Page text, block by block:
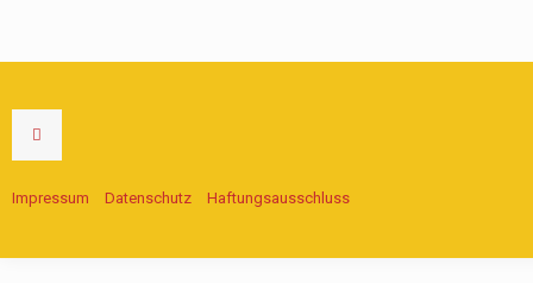
Impressum Datenschutz Haftungsausschluss